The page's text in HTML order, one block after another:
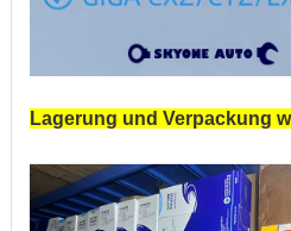
Lagerung und Verpackung